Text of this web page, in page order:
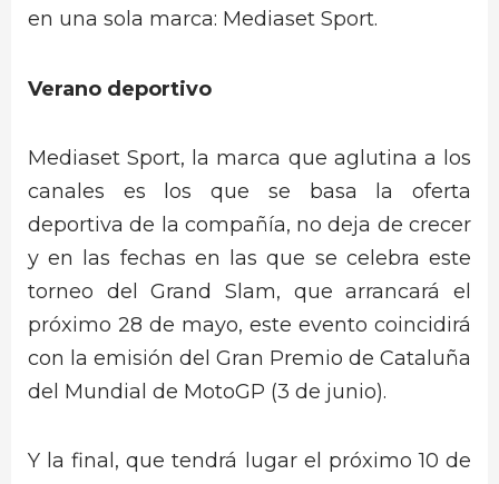
en una sola marca: Mediaset Sport.
Verano deportivo
Mediaset Sport, la marca que aglutina a los
canales es los que se basa la oferta
deportiva de la compañía, no deja de crecer
y en las fechas en las que se celebra este
torneo del Grand Slam, que arrancará el
próximo 28 de mayo, este evento coincidirá
con la emisión del Gran Premio de Cataluña
del Mundial de MotoGP (3 de junio).
Y la final, que tendrá lugar el próximo 10 de